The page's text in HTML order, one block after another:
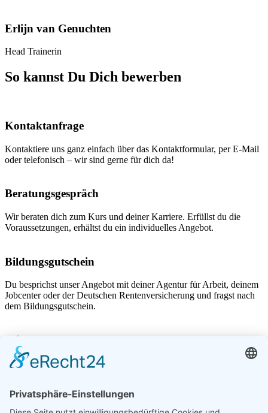
Erlijn van Genuchten
Head Trainerin
So kannst Du Dich bewerben
Kontaktanfrage
Kontaktiere uns ganz einfach über das Kontaktformular, per E-Mail
oder telefonisch – wir sind gerne für dich da!
Beratungsgespräch
Wir beraten dich zum Kurs und deiner Karriere. Erfüllst du die
Voraussetzungen, erhältst du ein individuelles Angebot.
Bildungsgutschein
Du besprichst unser Angebot mit deiner Agentur für Arbeit, deinem
Jobcenter oder der Deutschen Rentenversicherung und fragst nach
dem Bildungsgutschein.
Teilnahme
Nach Erhalt des Bildungssgutscheins kann es losgehen und wir
Du hast Fragen? Vereinbare dir einen